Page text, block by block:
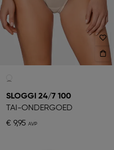
SLOGGI 24/7 100
TAI-ONDERGOED
€ 9,95